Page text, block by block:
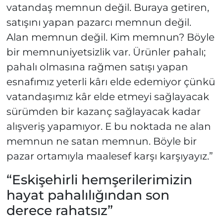
vatandaş memnun değil. Buraya getiren,
satışını yapan pazarcı memnun değil.
Alan memnun değil. Kim memnun? Böyle
bir memnuniyetsizlik var. Ürünler pahalı;
pahalı olmasına rağmen satışı yapan
esnafımız yeterli kârı elde edemiyor çünkü
vatandaşımız kâr elde etmeyi sağlayacak
sürümden bir kazanç sağlayacak kadar
alışveriş yapamıyor. E bu noktada ne alan
memnun ne satan memnun. Böyle bir
pazar ortamıyla maalesef karşı karşıyayız.”
“Eskişehirli hemşerilerimizin
hayat pahalılığından son
derece rahatsız”